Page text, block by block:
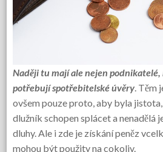
Naději tu mají ale nejen
potřebují spotřebitelské úvěry . Těm
ovšem pouze proto, aby byla
dlužník schopen splácet a nenadělá
dluhy. Ale i zde je získání peněz
mohou být použity na cokoliv.